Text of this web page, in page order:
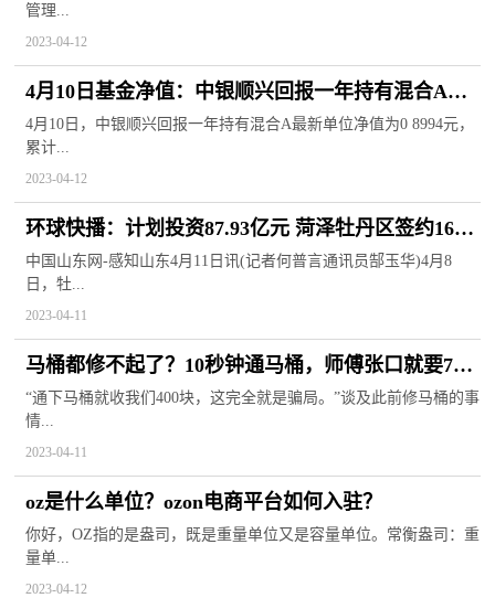
管理...
2023-04-12
4月10日基金净值：中银顺兴回报一年持有混合A最
新净值0.8994，跌0.83%
4月10日，中银顺兴回报一年持有混合A最新单位净值为0 8994元，
累计...
2023-04-12
环球快播：计划投资87.93亿元 菏泽牡丹区签约16个
项目
中国山东网-感知山东4月11日讯(记者何普言通讯员郜玉华)4月8
日，牡...
2023-04-11
马桶都修不起了？10秒钟通马桶，师傅张口就要700
元！网友：“明明可以抢的，还帮我疏通了下马桶”-
焦点速递
“通下马桶就收我们400块，这完全就是骗局。”谈及此前修马桶的事
情...
2023-04-11
oz是什么单位？ozon电商平台如何入驻？
你好，OZ指的是盎司，既是重量单位又是容量单位。常衡盎司：重
量单...
2023-04-12